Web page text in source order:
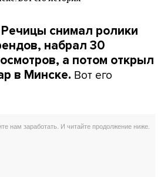
снимал ролики
набрал 30
а потом открыл
в Минске. Вот его